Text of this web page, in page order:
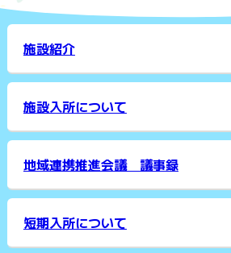
施設紹介
施設入所について
地域連携推進会議 議事録
短期入所について